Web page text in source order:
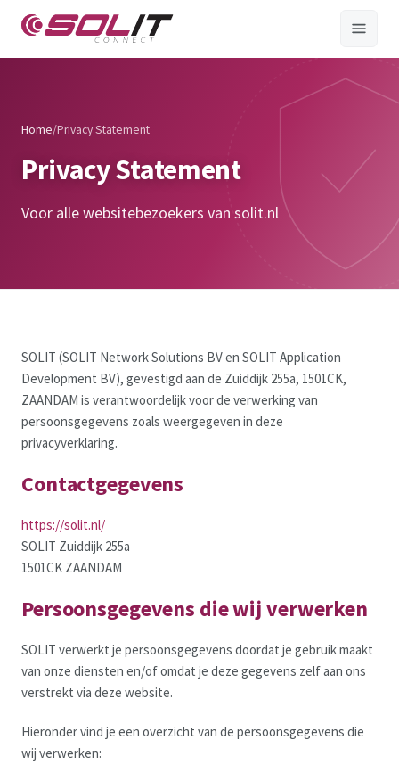
Home/Privacy Statement
Privacy Statement
Voor alle websitebezoekers van solit.nl
SOLIT (SOLIT Network Solutions BV en SOLIT Application
Development BV), gevestigd aan de Zuiddijk 255a, 1501CK,
ZAANDAM is verantwoordelijk voor de verwerking van
persoonsgegevens zoals weergegeven in deze
privacyverklaring.
Contactgegevens
https://solit.nl/
SOLIT Zuiddijk 255a
1501CK ZAANDAM
Persoonsgegevens die wij verwerken
SOLIT verwerkt je persoonsgegevens doordat je gebruik maakt
van onze diensten en/of omdat je deze gegevens zelf aan ons
verstrekt via deze website.
Hieronder vind je een overzicht van de persoonsgegevens die
wij verwerken: